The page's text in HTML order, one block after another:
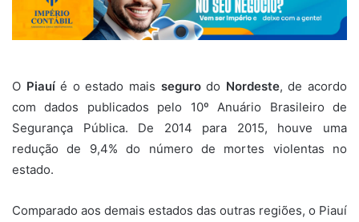
O Piauíé o estado mais segurodo Nordeste, de acordo
com dados publicados pelo 10º Anuário Brasileiro de
Segurança Pública. De 2014 para 2015, houve uma
redução de 9,4% do número de mortes violentas no
estado.
Comparado aos demais estados das outras regiões, o Piauí